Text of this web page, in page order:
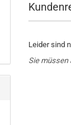
Leider sind
Sie müssen